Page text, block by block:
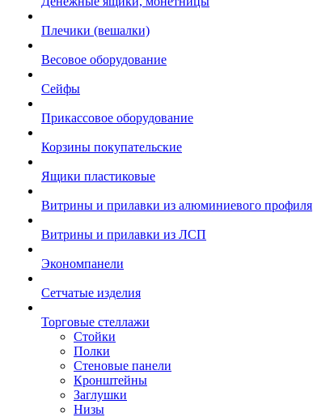
Плечики (вешалки)
Весовое оборудование
Сейфы
Прикассовое оборудование
Корзины покупательские
Ящики пластиковые
Витрины и прилавки из алюминиевого профиля
Витрины и прилавки из ЛСП
Экономпанели
Сетчатые изделия
Торговые стеллажи
Стойки
Полки
Стеновые панели
Кронштейны
Заглушки
Низы